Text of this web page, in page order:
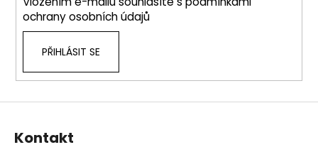
r
ý
p
ochrany osobních údajů
PŘIHLÁSIT SE
Kontakt